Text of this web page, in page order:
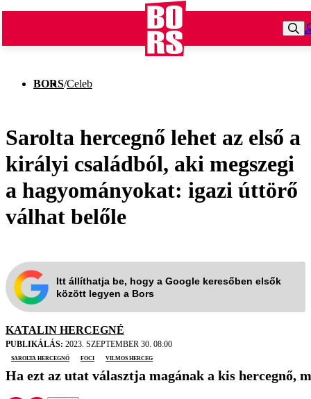
BORS/Celeb
Sarolta hercegnő lehet az első a
királyi családból, aki megszegi
a hagyományokat: igazi úttörő
válhat belőle
Itt állíthatja be, hogy a Google keresőben elsők
között legyen a Bors
KATALIN HERCEGNÉ
PUBLIKÁLÁS: 2023. SZEPTEMBER 30. 08:00
Sarolta hercegnő
foci Vilmos herceg
Ha ezt az utat választja magának a kis hercegnő,